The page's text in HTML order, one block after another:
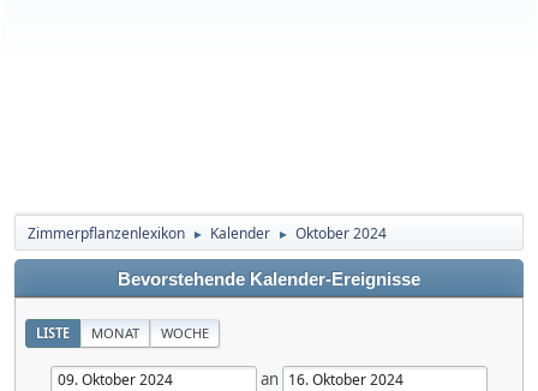
Zimmerpflanzenlexikon ► Kalender ► Oktober 2024
Bevorstehende Kalender-Ereignisse
LISTE MONAT WOCHE
an